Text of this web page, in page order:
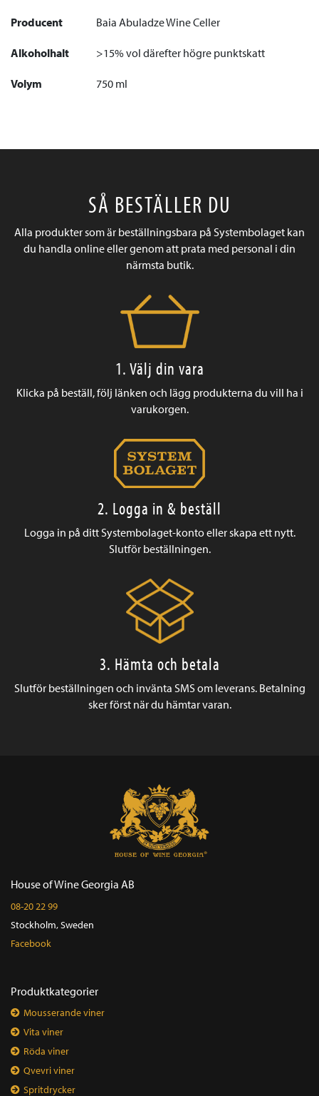
Producent Baia Abuladze Wine Celler
Alkoholhalt >15% vol därefter högre punktskatt
Volym 750 ml
SÅ BESTÄLLER DU
Alla produkter som är beställningsbara på Systembolaget kan
du handla online eller genom att prata med personal i din
närmsta butik.
1. Välj din vara
Klicka på beställ, följ länken och lägg produkterna du vill ha i
varukorgen.
2. Logga in & beställ
Logga in på ditt Systembolaget-konto eller skapa ett nytt.
Slutför beställningen.
3. Hämta och betala
Slutför beställningen och invänta SMS om leverans. Betalning
sker först när du hämtar varan.
House of Wine Georgia AB
08-20 22 99
Stockholm, Sweden
Facebook
Produktkategorier
Mousserande viner
Vita viner
Röda viner
Qvevri viner
Spritdrycker